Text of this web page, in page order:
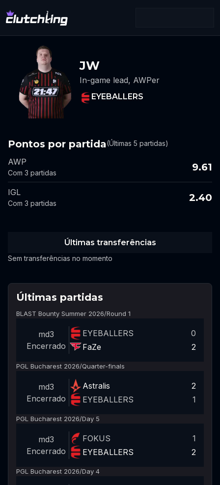
JW
In-game lead, AWPer
EYEBALLERS
Pontos por partida(Últimas 5 partidas)
AWP
Com 3 partidas 9.61
IGL
Com 3 partidas 2.40
Últimas transferências
Sem transferências no momento
Últimas partidas
BLAST Bounty Summer 2026/Round 1
md3
Encerrado
EYEBALLERS
0
FaZe
2
PGL Bucharest 2026/Quarter-finals
md3
Encerrado
Astralis
2
EYEBALLERS
1
PGL Bucharest 2026/Day 5
md3
Encerrado
FOKUS
1
EYEBALLERS
2
PGL Bucharest 2026/Day 4